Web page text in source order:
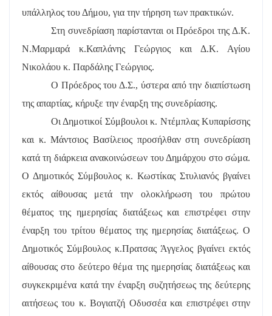
υπάλληλος του Δήμου, για την τήρηση των πρακτικών.
Στη συνεδρίαση παρίστανται οι Πρόεδροι της Δ.Κ.
Ν.Μαρμαρά κ.Καπλάνης Γεώργιος και Δ.Κ. Αγίου
Νικολάου κ. Παρδάλης Γεώργιος.
Ο Πρόεδρος του Δ.Σ., ύστερα από την διαπίστωση
της απαρτίας, κήρυξε την έναρξη της συνεδρίασης.
Οι Δημοτικοί Σύμβουλοι κ. Ντέμπλας Κυπαρίσσης
και κ. Μάντσιος Βασίλειος προσήλθαν στη συνεδρίαση
κατά τη διάρκεια ανακοινώσεων του Δημάρχου στο σώμα.
Ο Δημοτικός Σύμβουλος κ. Κωστίκας Στυλιανός βγαίνει
εκτός αίθουσας μετά την ολοκλήρωση του πρώτου
θέματος της ημερησίας διατάξεως και επιστρέφει στην
έναρξη του τρίτου θέματος της ημερησίας διατάξεως. Ο
Δημοτικός Σύμβουλος κ.Πρατσας Άγγελος βγαίνει εκτός
αίθουσας στο δεύτερο θέμα της ημερησίας διατάξεως και
συγκεκριμένα κατά την έναρξη συζητήσεως της δεύτερης
αιτήσεως του κ. Βογιατζή Οδυσσέα και επιστρέφει στην